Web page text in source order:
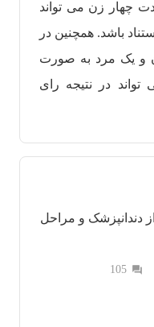
چهار زن می تواند
باشد. همچنین در
و یک مرد به صورت
در نتیجه رای
دندانپزشک و مراحل
question_answer
105دیدگاه